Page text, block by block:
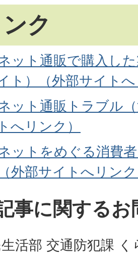
ク
ット通販で購入し
ト）（外部サイト
ット通販トラブル
へリンク）
ットをめぐる消費
外部サイトへリン
事に関する
活部 交通防犯課 く